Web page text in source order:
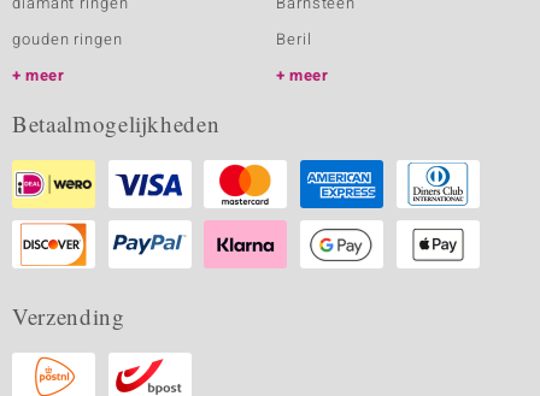
gouden ringen
meer
Beril
meer
Betaalmogelijkheden
Verzending